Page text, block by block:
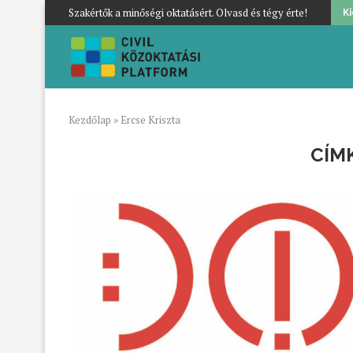
Szakértők a minőségi oktatásért. Olvasd és tégy érte!
Kezdőlap » Ercse Kriszta